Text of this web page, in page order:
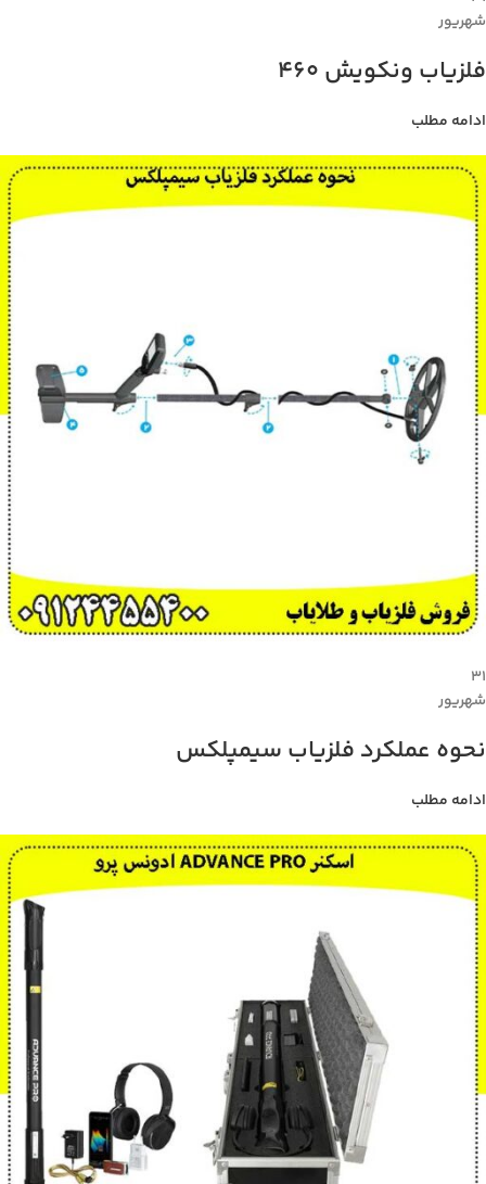
شهریور
فلزیاب ونکویش 460
ادامه مطلب
۳۱
شهریور
نحوه عملکرد فلزیاب سیمپلکس
ادامه مطلب